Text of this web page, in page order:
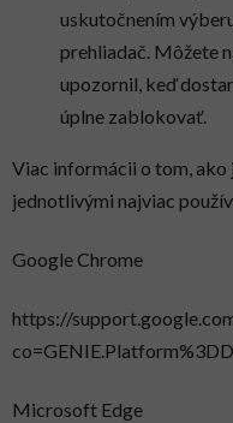
uskutočnením
prehliadač. Môžete
upozornil, keď
úplne zablokovať.
Viac informácii o tom,
jednotlivými najviac
Google Chrome
https://
Microsoft Edge